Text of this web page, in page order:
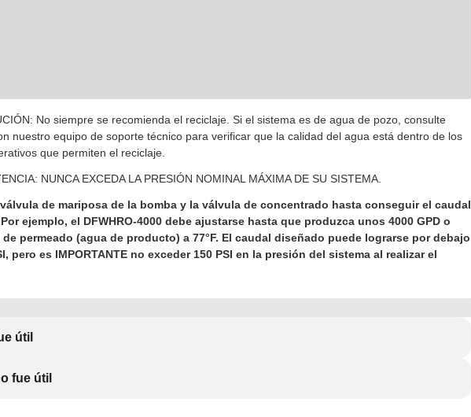
No siempre se recomienda el reciclaje. Si el sistema es de agua de pozo, consulte
nuestro equipo de soporte técnico para verificar que la calidad del agua está dentro de los
que permiten el reciclaje.
NUNCA EXCEDA LA PRESIÓN NOMINAL MÁXIMA DE SU SISTEMA.
de mariposa de la bomba y la válvula de concentrado hasta conseguir el caudal
ejemplo, el DFWHRO-4000 debe ajustarse hasta que produzca unos 4000 GPD o
de permeado (agua de producto) a 77°F. El caudal diseñado puede lograrse por debajo
pero es IMPORTANTE no exceder 150 PSI en la presión del sistema al realizar el
útil
fue útil